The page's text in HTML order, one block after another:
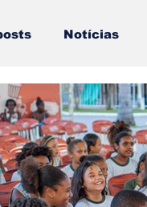
Notícias
do Rio Notícias
e a conta